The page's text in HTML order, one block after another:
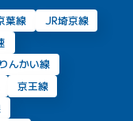
葉線
JR埼京線
りんかい線
京王線